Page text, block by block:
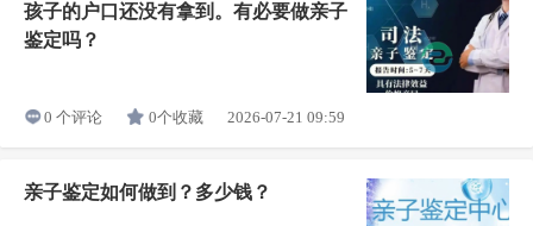
孩子的户口还没有拿到。有必要做亲子
鉴定吗？
0 个评论 0个收藏 2026-07-21 09:59
亲子鉴定如何做到？多少钱？